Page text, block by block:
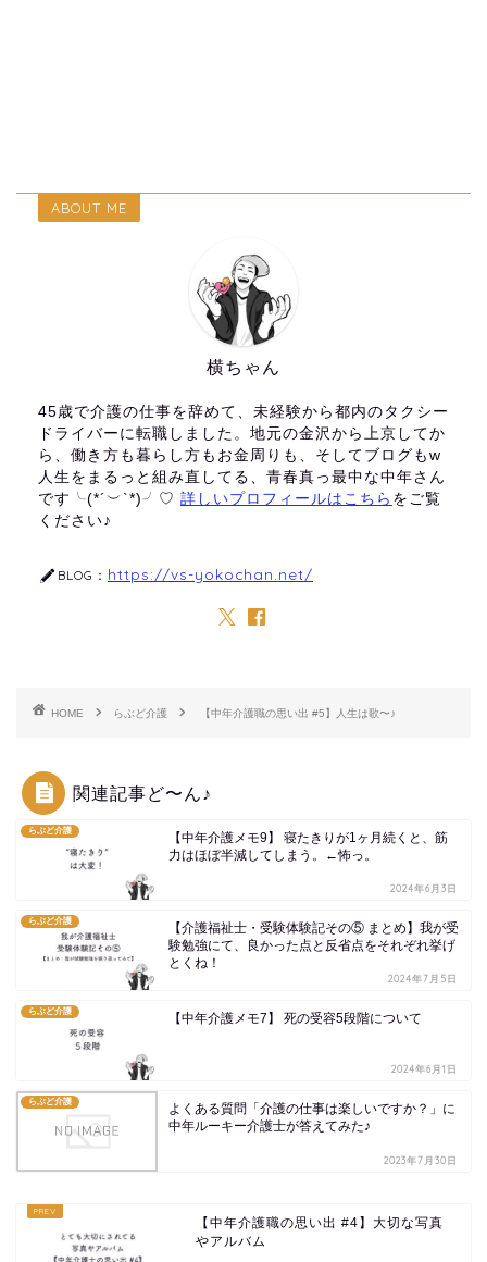
ABOUT ME
横ちゃん
45歳で介護の仕事を辞めて、未経験から都内のタクシー
ドライバーに転職しました。地元の金沢から上京してか
ら、働き方も暮らし方もお金周りも、そしてブログもw
人生をまるっと組み直してる、青春真っ最中な中年さん
です╰(*´︶`*)╯♡ 詳しいプロフィールはこちら をご覧
ください♪
BLOG： https://vs-yokochan.net/
HOME らぶど介護 【中年介護職の思い出 #5】人生は歌〜♪
関連記事ど〜ん♪
らぶど介護
【中年介護メモ9】 寝たきりが1ヶ月続くと、筋
力はほぼ半減してしまう。←怖っ。
2024年6月3日
らぶど介護
【介護福祉士・受験体験記その⑤ まとめ】我が受
験勉強にて、良かった点と反省点をそれぞれ挙げ
とくね！
2024年7月5日
らぶど介護 【中年介護メモ7】 死の受容5段階について
2024年6月1日
らぶど介護
よくある質問「介護の仕事は楽しいですか？」に
中年ルーキー介護士が答えてみた♪
2023年7月30日
【中年介護職の思い出 #4】大切な写真
やアルバム